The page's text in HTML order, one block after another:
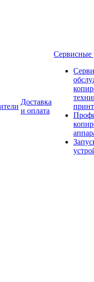
Доставка
и оплата
Сервисные